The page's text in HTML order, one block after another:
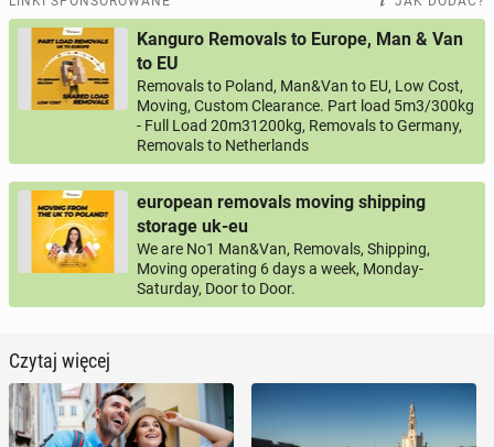
Kanguro Removals to Europe, Man & Van
to EU
Removals to Poland, Man&Van to EU, Low Cost,
Moving, Custom Clearance. Part load 5m3/300kg
- Full Load 20m31200kg, Removals to Germany,
Removals to Netherlands
european removals moving shipping
storage uk-eu
We are No1 Man&Van, Removals, Shipping,
Moving operating 6 days a week, Monday-
Saturday, Door to Door.
Czytaj więcej